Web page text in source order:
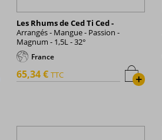
Les Rhums de Ced Ti Ced -
Arrangés - Mangue - Passion -
Magnum - 1,5L - 32°
France
+
65,34 € TTC